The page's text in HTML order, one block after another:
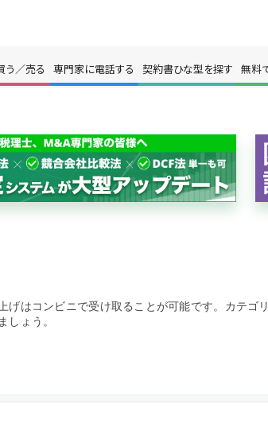
契約書ひな型を探す
無料で株価を算定
試し
う／売る 専門家に電話する 契約書ひな型を探す 無料
げはコンビニで受け取ることが可能です。カテゴ
しょう。